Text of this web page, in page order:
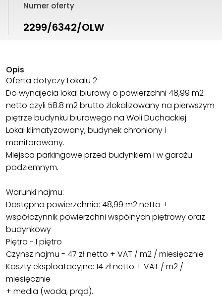
Numer oferty
2299/6342/OLW
Opis
Oferta dotyczy Lokalu 2
Do wynajęcia lokal biurowy o powierzchni 48,99 m2
netto czyli 58.8 m2 brutto zlokalizowany na pierwszym
piętrze budynku biurowego na Woli Duchackiej
Lokal klimatyzowany, budynek chroniony i
monitorowany.
Miejsca parkingowe przed budynkiem i w garażu
podziemnym.
Warunki najmu:
Dostępna powierzchnia: 48,99 m2 netto +
współczynnik powierzchni wspólnych piętrowy oraz
budynkowy
Piętro - I piętro
Czynsz najmu - 47 zł netto + VAT / m2 / miesięcznie
Koszty eksploatacyjne: 14 zł netto + VAT / m2 /
miesięcznie
+ media (woda, prąd).